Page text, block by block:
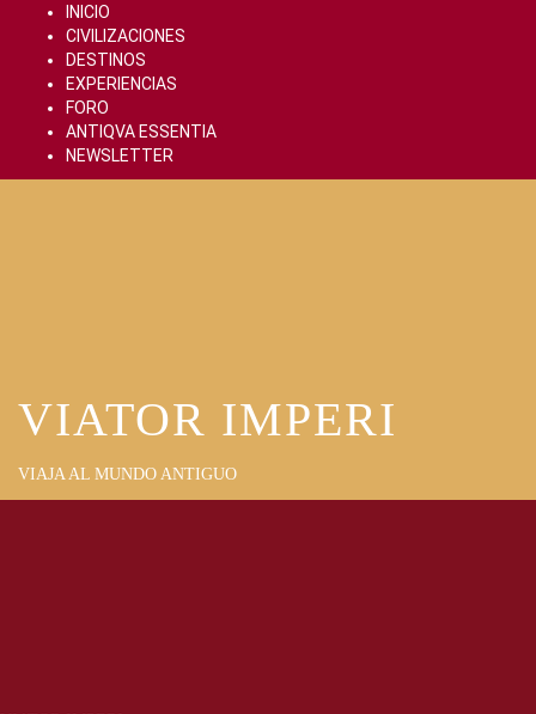
content
INICIO
CIVILIZACIONES
DESTINOS
EXPERIENCIAS
FORO
ANTIQVA ESSENTIA
NEWSLETTER
VIATOR IMPERI
VIAJA AL MUNDO ANTIGUO